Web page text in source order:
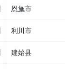
恩施市
利川市
建始县